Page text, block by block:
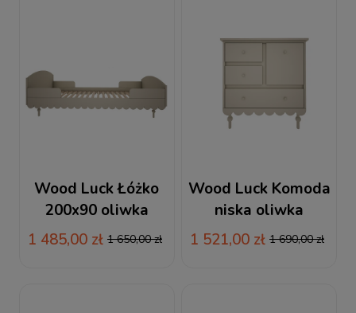
Wood Luck Łóżko
200x90 oliwka
Babushka
1 485,00 zł 1 650,00 zł
Wood Luck Komoda
niska oliwka
Babushka
1 521,00 zł 1 690,00 zł